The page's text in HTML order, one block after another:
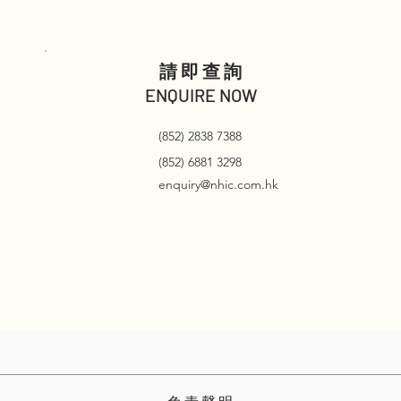
請即查詢
ENQUIRE NOW
(852) 2838 7388
(852) 6881 3298
enquiry@nhic.com.hk